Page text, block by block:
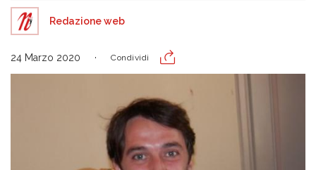
Redazione web
24 Marzo 2020 Condividi